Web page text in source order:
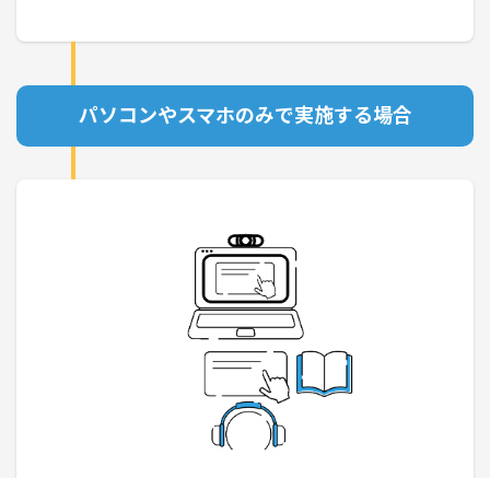
パソコンやスマホのみで実施する場合